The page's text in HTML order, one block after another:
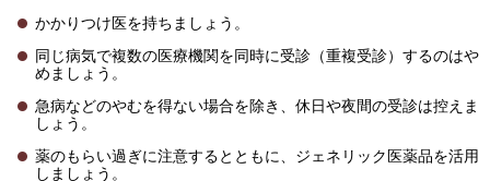
かかりつけ医を持ちましょう。
同じ病気で複数の医療機関を同時に受診（重複受診）するのはや
めましょう。
急病などのやむを得ない場合を除き、休日や夜間の受診は控えま
しょう。
薬のもらい過ぎに注意するとともに、ジェネリック医薬品を活用
しましょう。